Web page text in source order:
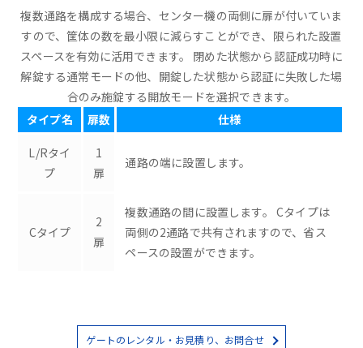
複数通路を構成する場合、センター機の両側に扉が付いていま
すので、筐体の数を最小限に減らすことができ、限られた設置
スペースを有効に活用できます。 閉めた状態から認証成功時に
解錠する通常モードの他、開錠した状態から認証に失敗した場
合のみ施錠する開放モードを選択できます。
タイプ名
扉数 仕様
L/Rタイ
プ
1
扉
通路の端に設置します。
Cタイプ
2
扉
複数通路の間に設置します。 Cタイプは
両側の2通路で共有されますので、省ス
ペースの設置ができます。
ゲートのレンタル・お見積り、お問合せ